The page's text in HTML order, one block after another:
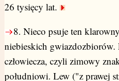
26 tysięcy lat.
8. Nieco psuje ten
niebieskich gwiazdozbiorów.
człowiecza, czyli zimowy
południowi. Lew ("z prawej